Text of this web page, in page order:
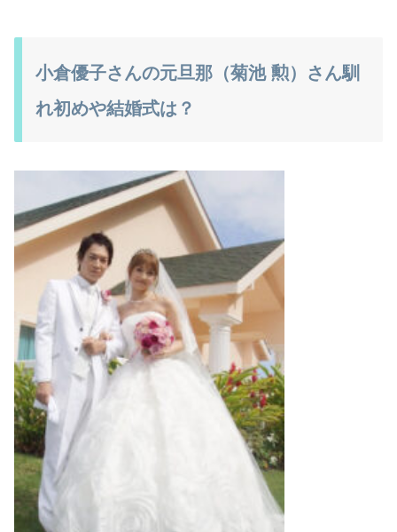
小倉優子さんの元旦那（菊池 勲）さん馴
れ初めや結婚式は？